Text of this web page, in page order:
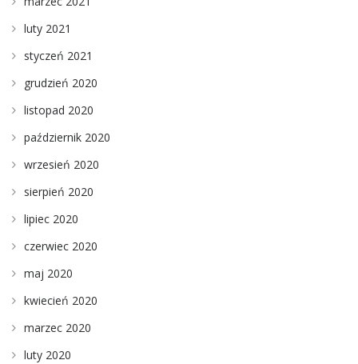
luty 2021
styczeń 2021
grudzień 2020
listopad 2020
październik 2020
wrzesień 2020
sierpień 2020
lipiec 2020
czerwiec 2020
maj 2020
kwiecień 2020
marzec 2020
luty 2020